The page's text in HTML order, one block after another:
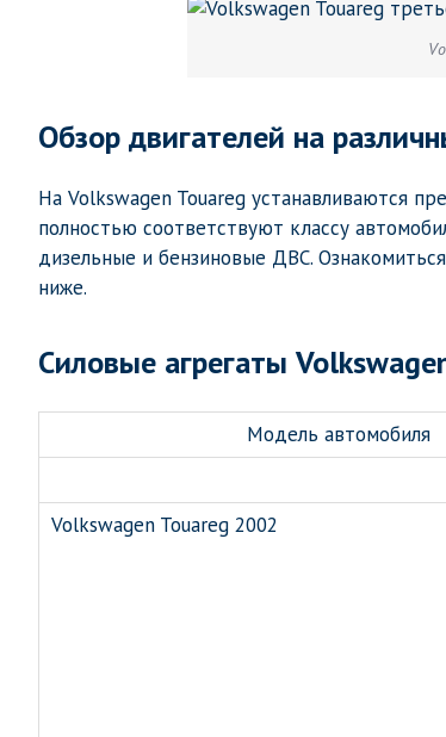
Обзор двигателей на
На Volkswagen Touareg устанавливаются
полностью соответствуют классу
дизельные и бензиновые ДВС.
ниже.
Силовые агрегаты
Модель автомобиля
Volkswagen Touareg 2002